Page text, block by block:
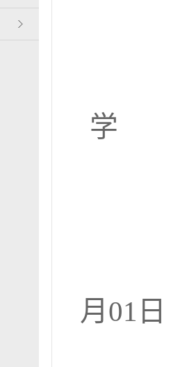
学
月 01 日